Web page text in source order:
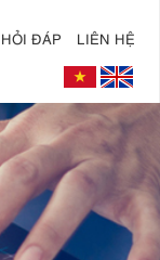
+
+
HỎI ĐÁP LIÊN HỆ